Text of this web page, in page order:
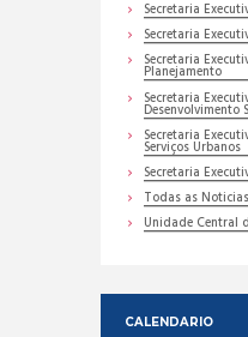
Secretaria
Secretaria
Secretaria
Planejamento
Secretaria
Desenvolvimento
Secretaria
Serviços Urbanos
Secretaria
Todas as Noticias
Unidade Central
CALENDARIO